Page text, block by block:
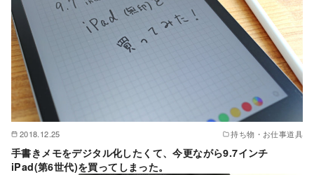
2018.12.25 持ち物・お仕事道具
手書きメモをデジタル化したくて、今更ながら9.7インチ
iPad(第6世代)を買ってしまった。